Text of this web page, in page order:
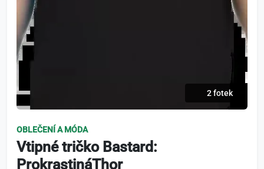
2 fotek
OBLEČENÍ A MÓDA
Vtipné tričko Bastard:
ProkrastináThor